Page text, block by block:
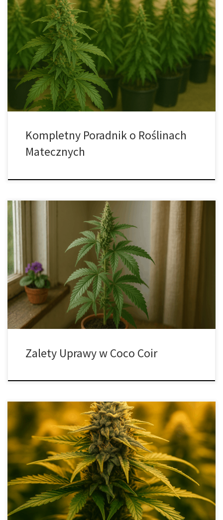
Roślina mateczna – jak wybrać, pielęgnować i klonować:
kompletny poradnik Praktyczny przewodnik dla hodowców
indoor i outdoor: roślina mateczna, klonowanie roślin, fotoperiod,
nawożenie, higiena i długofalowa strategia uprawy. Roślina
mateczna to centrum nowoczesnej uprawy opartej na klonowaniu
roślin. Umożliwia tworzenie licznych, genetycznie spójnych
sadzonek, co przekłada się na powtarzalne plony […]
Kompletny Poradnik o Roślinach
Matecznych
Zalety i wady uprawy w coco coir (włóknie kokosowym) Wielu
hodowców uprawiających w systemach hydroponicznych i w
glebie wybiera coco coir z rozmaitych powodów, ale aby
utrzymać uprawę w doskonałej kondycji, trzeba pilnować kilku
kluczowych detali. Do takich detali należą sposób wytwarzania
medium, jego ogólne właściwości oraz to, jakie składniki […]
Zalety Uprawy w Coco Coir
Hodowcy wewnętrzni: unikalne spojrzenie na lampy LED do
uprawy roślin Uprawa roślin w pomieszczeniach wymaga precyzji,
a światło jest jednym z najważniejszych elementów całego
procesu. W ostatnich latach technologia LED zrewolucjonizowała
podejście do domowych i komercyjnych upraw. Daje ona
możliwość dostosowania widma światła do potrzeb konkretnych
gatunków i faz rozwojowych […]